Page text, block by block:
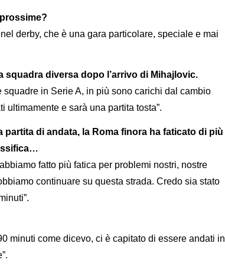
derby, che è una gara particolare, speciale e mai
squadra diversa dopo l’arrivo di Mihajlovic.
squadre in Serie A, in più sono carichi dal cambio
ultimamente e sarà una partita tosta”.
di andata, la Roma finora ha faticato di più
fatto più fatica per problemi nostri, nostre
continuare su questa strada. Credo sia stato
minuti come dicevo, ci è capitato di essere andati in